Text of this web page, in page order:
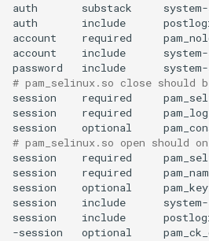
auth
substack
auth
include
account
required
account
include
password
include
# pam_selinux.so close
session
required
session
required
session
optional
# pam_selinux.so open should
session
required
session
required
session
optional
session
include
session
include
-session
optional